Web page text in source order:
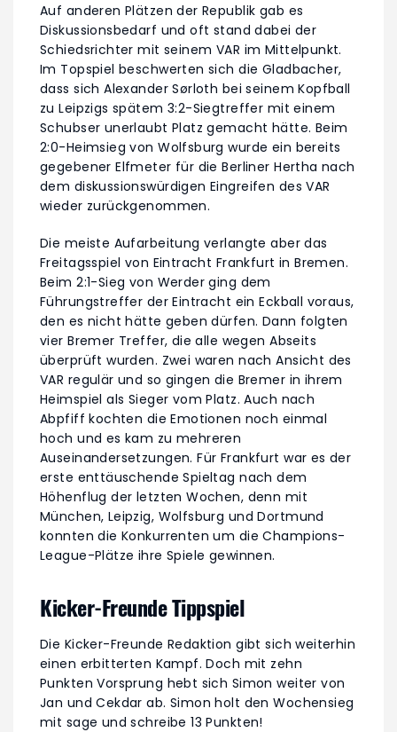
Auf anderen Plätzen der Republik gab es
Diskussionsbedarf und oft stand dabei der
Schiedsrichter mit seinem VAR im Mittelpunkt.
Im Topspiel beschwerten sich die Gladbacher,
dass sich Alexander Sørloth bei seinem Kopfball
zu Leipzigs spätem 3:2-Siegtreffer mit einem
Schubser unerlaubt Platz gemacht hätte. Beim
2:0-Heimsieg von Wolfsburg wurde ein bereits
gegebener Elfmeter für die Berliner Hertha nach
dem diskussionswürdigen Eingreifen des VAR
wieder zurückgenommen.
Die meiste Aufarbeitung verlangte aber das
Freitagsspiel von Eintracht Frankfurt in Bremen.
Beim 2:1-Sieg von Werder ging dem
Führungstreffer der Eintracht ein Eckball voraus,
den es nicht hätte geben dürfen. Dann folgten
vier Bremer Treffer, die alle wegen Abseits
überprüft wurden. Zwei waren nach Ansicht des
VAR regulär und so gingen die Bremer in ihrem
Heimspiel als Sieger vom Platz. Auch nach
Abpfiff kochten die Emotionen noch einmal
hoch und es kam zu mehreren
Auseinandersetzungen. Für Frankfurt war es der
erste enttäuschende Spieltag nach dem
Höhenflug der letzten Wochen, denn mit
München, Leipzig, Wolfsburg und Dortmund
konnten die Konkurrenten um die Champions-
League-Plätze ihre Spiele gewinnen.
Kicker-Freunde Tippspiel
Die Kicker-Freunde Redaktion gibt sich weiterhin
einen erbitterten Kampf. Doch mit zehn
Punkten Vorsprung hebt sich Simon weiter von
Jan und Cekdar ab. Simon holt den Wochensieg
mit sage und schreibe 13 Punkten!